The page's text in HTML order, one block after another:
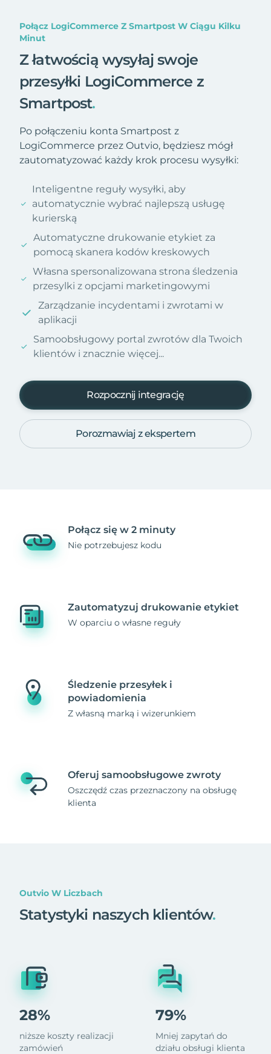
Połącz LogiCommerce Z Smartpost W Ciągu Kilku
Minut
Z łatwością wysyłaj swoje
przesyłki LogiCommerce z
Smartpost.
Po połączeniu konta Smartpost z
LogiCommerce przez Outvio, będziesz mógł
zautomatyzować każdy krok procesu wysyłki:
Inteligentne reguły wysyłki, aby
automatycznie wybrać najlepszą usługę
kurierską
Automatyczne drukowanie etykiet za
pomocą skanera kodów kreskowych
Własna spersonalizowana strona śledzenia
przesylki z opcjami marketingowymi
Zarządzanie incydentami i zwrotami w
aplikacji
Samoobsługowy portal zwrotów dla Twoich
klientów i znacznie więcej...
Rozpocznij integrację
Porozmawiaj z ekspertem
Połącz się w 2 minuty
Nie potrzebujesz kodu
Zautomatyzuj drukowanie etykiet
W oparciu o własne reguły
Śledzenie przesyłek i
powiadomienia
Z własną marką i wizerunkiem
Oferuj samoobsługowe zwroty
Oszczędź czas przeznaczony na obsługę
klienta
Outvio W Liczbach
Statystyki naszych klientów.
28%
niższe koszty realizacji
zamówień
79%
Mniej zapytań do
działu obsługi klienta